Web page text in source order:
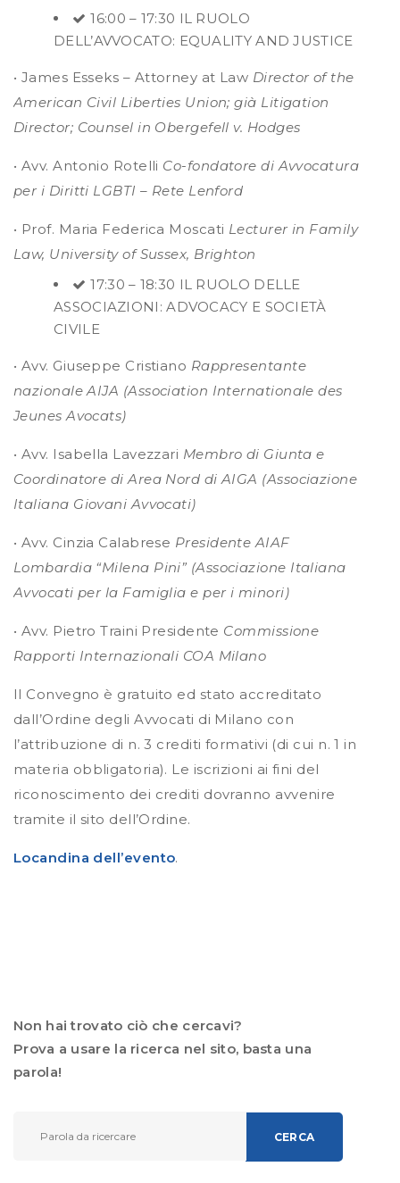
16:00 – 17:30 IL RUOLO
DELL’AVVOCATO: EQUALITY AND JUSTICE
• James Esseks – Attorney at Law Director of the
American Civil Liberties Union; già Litigation
Director; Counsel in Obergefell v. Hodges
• Avv. Antonio Rotelli Co-fondatore di Avvocatura
per i Diritti LGBTI – Rete Lenford
• Prof. Maria Federica Moscati Lecturer in Family
Law, University of Sussex, Brighton
17:30 – 18:30 IL RUOLO DELLE
ASSOCIAZIONI: ADVOCACY E SOCIETÀ
CIVILE
• Avv. Giuseppe Cristiano Rappresentante
nazionale AIJA (Association Internationale des
Jeunes Avocats)
• Avv. Isabella Lavezzari Membro di Giunta e
Coordinatore di Area Nord di AIGA (Associazione
Italiana Giovani Avvocati)
• Avv. Cinzia Calabrese Presidente AIAF
Lombardia “Milena Pini” (Associazione Italiana
Avvocati per la Famiglia e per i minori)
• Avv. Pietro Traini Presidente Commissione
Rapporti Internazionali COA Milano
Il Convegno è gratuito ed stato accreditato
dall’Ordine degli Avvocati di Milano con
l’attribuzione di n. 3 crediti formativi (di cui n. 1 in
materia obbligatoria). Le iscrizioni ai fini del
riconoscimento dei crediti dovranno avvenire
tramite il sito dell’Ordine.
Locandina dell’evento.
Non hai trovato ciò che cercavi?
Prova a usare la ricerca nel sito, basta una
parola!
CERCA